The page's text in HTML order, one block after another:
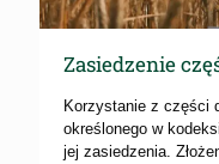
Zasiedzenie
Korzystanie z części
określonego w
jej zasiedzenia.